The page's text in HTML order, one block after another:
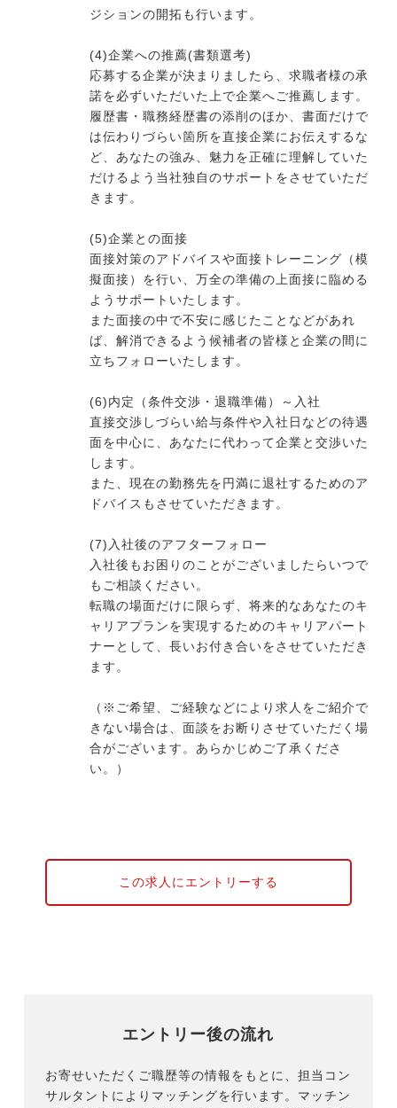
ジションの開拓も行います。
(4)企業への推薦(書類選考)
応募する企業が決まりましたら、求職者様の承
諾を必ずいただいた上で企業へご推薦します。
履歴書・職務経歴書の添削のほか、書面だけで
は伝わりづらい箇所を直接企業にお伝えするな
ど、あなたの強み、魅力を正確に理解していた
だけるよう当社独自のサポートをさせていただ
きます。
(5)企業との面接
面接対策のアドバイスや面接トレーニング（模
擬面接）を行い、万全の準備の上面接に臨める
ようサポートいたします。
また面接の中で不安に感じたことなどがあれ
ば、解消できるよう候補者の皆様と企業の間に
立ちフォローいたします。
(6)内定（条件交渉・退職準備）～入社
直接交渉しづらい給与条件や入社日などの待遇
面を中心に、あなたに代わって企業と交渉いた
します。
また、現在の勤務先を円満に退社するためのア
ドバイスもさせていただきます。
(7)入社後のアフターフォロー
入社後もお困りのことがございましたらいつで
もご相談ください。
転職の場面だけに限らず、将来的なあなたのキ
ャリアプランを実現するためのキャリアパート
ナーとして、長いお付き合いをさせていただき
ます。
（※ご希望、ご経験などにより求人をご紹介で
きない場合は、面談をお断りさせていただく場
合がございます。あらかじめご了承くださ
い。）
この求人にエントリーする
エントリー後の流れ
お寄せいただくご職歴等の情報をもとに、担当コン
サルタントによりマッチングを行います。マッチン